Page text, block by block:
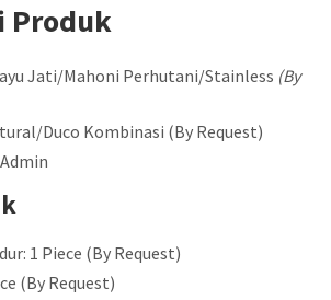
Produk
Jati/Mahoni Perhutani/Stainless (By
Duco Kombinasi (By Request)
1 Piece (By Request)
(By Request)